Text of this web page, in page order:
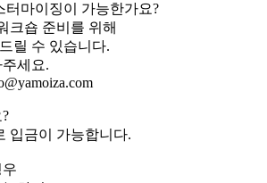
터마이징이 가능한가요?
크숍 준비를 위해
릴 수 있습니다.
세요.
입금이 가능합니다.